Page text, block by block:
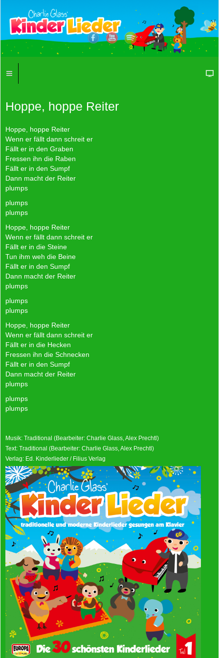
Hoppe, hoppe Reiter
Hoppe, hoppe Reiter
Wenn er fällt dann schreit er
Fällt er in den Graben
Fressen ihn die Raben
Fällt er in den Sumpf
Dann macht der Reiter
plumps
plumps
plumps
Hoppe, hoppe Reiter
Wenn er fällt dann schreit er
Fällt er in die Steine
Tun ihm weh die Beine
Fällt er in den Sumpf
Dann macht der Reiter
plumps
plumps
plumps
Hoppe, hoppe Reiter
Wenn er fällt dann schreit er
Fällt er in die Hecken
Fressen ihn die Schnecken
Fällt er in den Sumpf
Dann macht der Reiter
plumps
plumps
plumps
Musik: Traditional (Bearbeiter: Charlie Glass, Alex Prechtl)
Text: Traditional (Bearbeiter: Charlie Glass, Alex Prechtl)
Verlag: Ed. Kinderlieder / Filius Verlag